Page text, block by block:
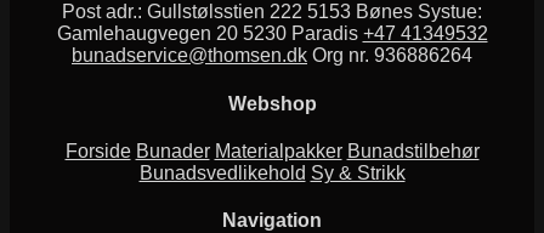
Post adr.: Gullstølsstien 222 5153 Bønes Systue:
Gamlehaugvegen 20 5230 Paradis +47 41349532
bunadservice@thomsen.dk Org nr. 936886264
Webshop
Forside Bunader Materialpakker Bunadstilbehør
Bunadsvedlikehold Sy & Strikk
Navigation